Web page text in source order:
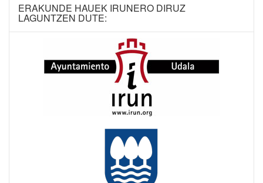
ERAKUNDE HAUEK IRUNERO DIRUZ
LAGUNTZEN DUTE: